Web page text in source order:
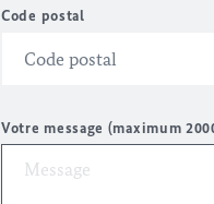
Code postal
Votre message (maximum